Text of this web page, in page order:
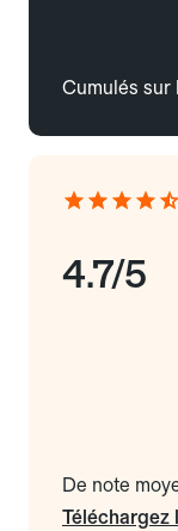
Cumulés sur
4.7/5
De note
Téléchargez